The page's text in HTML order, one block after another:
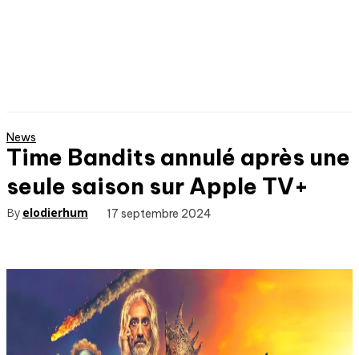
News
Time Bandits annulé après une
seule saison sur Apple TV+
By elodierhum 17 septembre 2024